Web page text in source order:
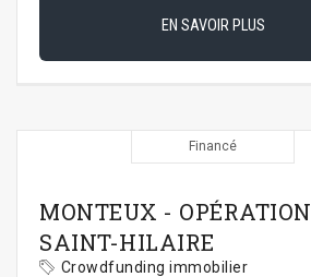
EN SAVOIR PLUS
Financé
MONTEUX - OPÉRATION
SAINT-HILAIRE
Crowdfunding immobilier